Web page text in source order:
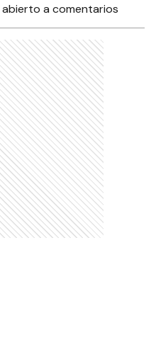
a comentarios